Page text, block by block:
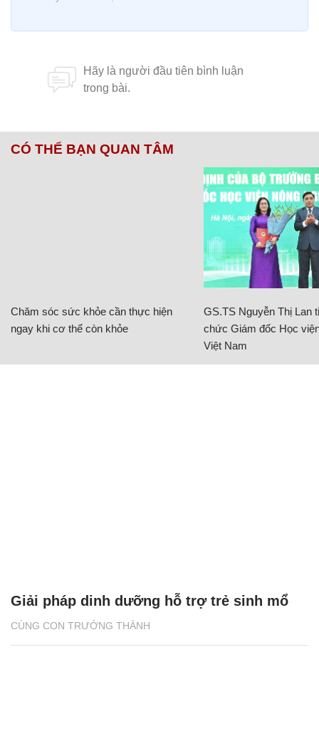
CÓ THỂ BẠN QUAN TÂM
Chăm sóc sức khỏe cần thực hiện
ngay khi cơ thể còn khỏe
GS.TS Nguyễn Thị Lan
chức Giám đốc Học
Việt Nam
CÙNG CON TRƯỞNG THÀNH
Giải pháp dinh dưỡng hỗ trợ trẻ sinh mổ